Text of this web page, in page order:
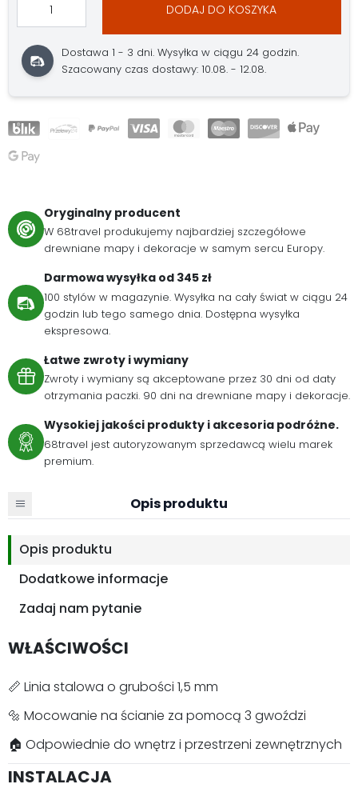
DODAJ DO KOSZYKA
Dostawa 1 - 3 dni. Wysyłka w ciągu 24 godzin.
Szacowany czas dostawy: 10.08. - 12.08.
Oryginalny producent
W 68travel produkujemy najbardziej szczegółowe
drewniane mapy i dekoracje w samym sercu Europy.
Darmowa wysyłka od 345 zł
100 stylów w magazynie. Wysyłka na cały świat w ciągu 24
godzin lub tego samego dnia. Dostępna wysyłka
ekspresowa.
Łatwe zwroty i wymiany
Zwroty i wymiany są akceptowane przez 30 dni od daty
otrzymania paczki. 90 dni na drewniane mapy i dekoracje.
Wysokiej jakości produkty i akcesoria podróżne.
68travel jest autoryzowanym sprzedawcą wielu marek
premium.
Opis produktu
Opis produktu
Dodatkowe informacje
Zadaj nam pytanie
WŁAŚCIWOŚCI
📏 Linia stalowa o grubości 1,5 mm
🔩 Mocowanie na ścianie za pomocą 3 gwoździ
🏠 Odpowiednie do wnętrz i przestrzeni zewnętrznych
INSTALACJA